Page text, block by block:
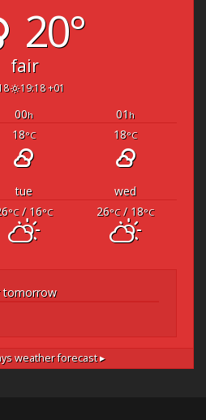
20°
fair
19:18 +01
00h 01 h
18°C 18°C
tue
wed
°C/ 16°C 26°C/ 18°C
tomorrow
weather forecast ▸